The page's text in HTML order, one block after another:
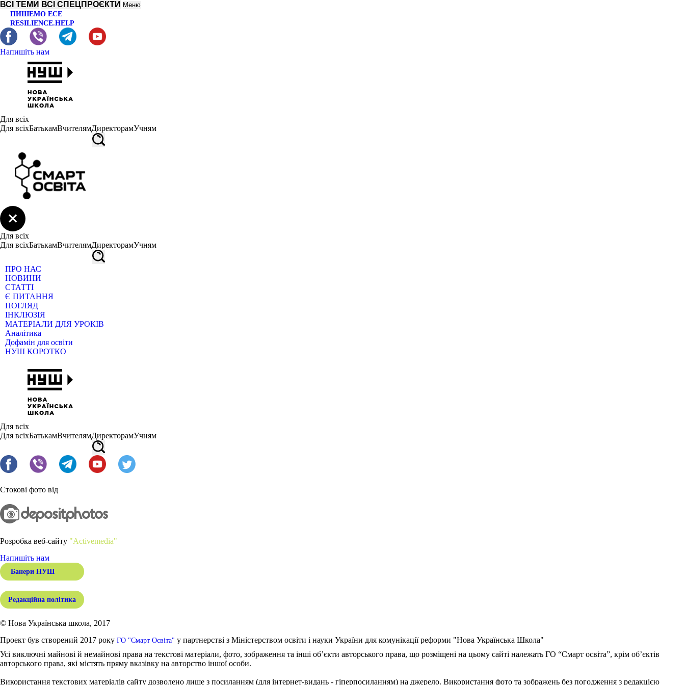
ВСІ ТЕМИ ВСІ СПЕЦПРОЄКТИ Меню
ПИШЕМО ЕСЕ
RESILIENCE.HELP
Напишіть нам
Для всіх
Для всіхБатькамВчителямДиректорамУчням
Для всіх
Для всіхБатькамВчителямДиректорамУчням
ПРО НАС
НОВИНИ
СТАТТІ
Є ПИТАННЯ
ПОГЛЯД
ІНКЛЮЗІЯ
МАТЕРІАЛИ ДЛЯ УРОКІВ
Аналітика
Дофамін для освіти
НУШ КОРОТКО
Для всіх
Для всіхБатькамВчителямДиректорамУчням
Стокові фото від
Розробка веб-сайту "Activemedia"
Напишіть нам
Банери НУШ
Редакційна політика
© Нова Українська школа, 2017
Проект був створений 2017 року ГО "Смарт Освіта" у партнерстві з Міністерством освіти і науки України для комунікації реформи "Нова Українська Школа"
Усі виключні майнові й немайнові права на текстові матеріали, фото, зображення та інші об’єкти авторського права, що розміщені на цьому сайті належать ГО “Смарт освіта”, крім об’єктів
авторського права, які містять пряму вказівку на авторство іншої особи.
Використання текстових матеріалів сайту дозволено лише з посиланням (для інтернет-видань - гіперпосиланням) на джерело. Використання фото та зображень без погодження з редакцією